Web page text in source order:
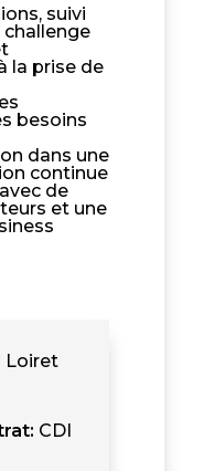
suivi
challenge
la prise de
besoins
dans une
continue
de
et une
Loiret
: CDI